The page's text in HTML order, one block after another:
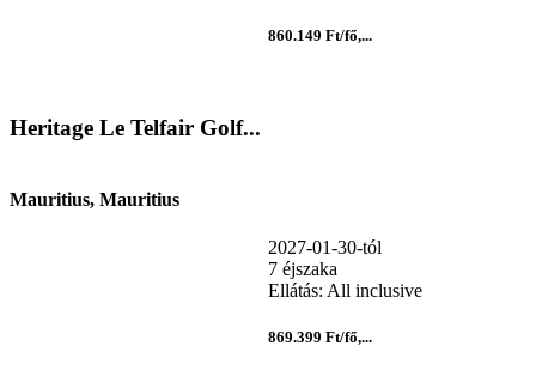
860.149 Ft/fő,...
Heritage Le Telfair Golf...
Mauritius, Mauritius
2027-01-30-tól
7 éjszaka
Ellátás: All inclusive
869.399 Ft/fő,...